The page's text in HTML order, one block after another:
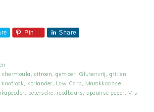
Pin Share
chermoula , citroen,gember, Glutenvrij , grillen,
knoflook, koriander, Low Carb, Marokkaanse
, peterselie, roodbaars, spaanse peper, Vis